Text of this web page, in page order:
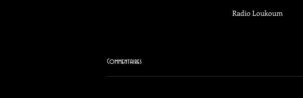
Radio Loukoum
Commentaires